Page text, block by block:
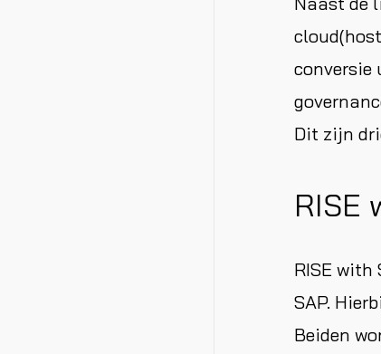
conversie
Dit zijn
RISE
RISE with
SAP.
Beiden